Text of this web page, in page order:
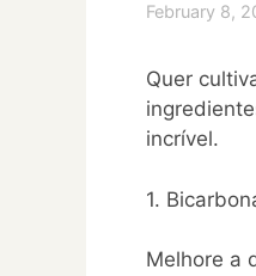
February 8,
Quer
incrível.
1.
Melhore a